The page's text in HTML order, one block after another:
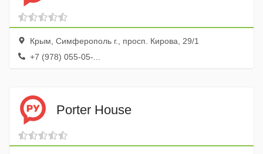
Крым, Симферополь г., просп. Кирова, 29/1
+7 (978) 055-05-...
Porter House